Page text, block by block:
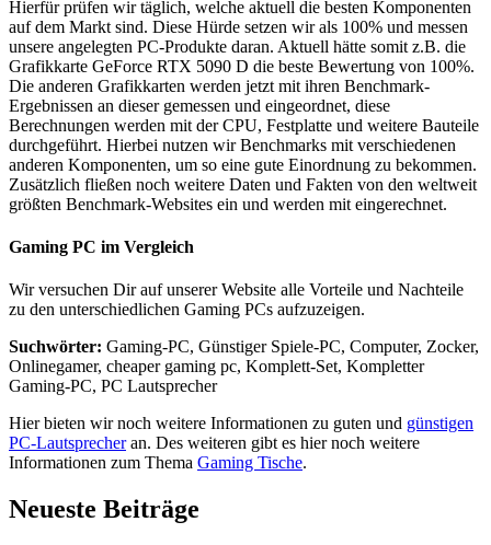
Hierfür prüfen wir täglich, welche aktuell die besten Komponenten
auf dem Markt sind. Diese Hürde setzen wir als 100% und messen
unsere angelegten PC-Produkte daran. Aktuell hätte somit z.B. die
Grafikkarte GeForce RTX 5090 D die beste Bewertung von 100%.
Die anderen Grafikkarten werden jetzt mit ihren Benchmark-
Ergebnissen an dieser gemessen und eingeordnet, diese
Berechnungen werden mit der CPU, Festplatte und weitere Bauteile
durchgeführt. Hierbei nutzen wir Benchmarks mit verschiedenen
anderen Komponenten, um so eine gute Einordnung zu bekommen.
Zusätzlich fließen noch weitere Daten und Fakten von den weltweit
größten Benchmark-Websites ein und werden mit eingerechnet.
Gaming PC im Vergleich
Wir versuchen Dir auf unserer Website alle Vorteile und Nachteile
zu den unterschiedlichen Gaming PCs aufzuzeigen.
Suchwörter: Gaming-PC, Günstiger Spiele-PC, Computer, Zocker,
Onlinegamer, cheaper gaming pc, Komplett-Set, Kompletter
Gaming-PC, PC Lautsprecher
Hier bieten wir noch weitere Informationen zu guten und günstigen
PC-Lautsprecheran. Des weiteren gibt es hier noch weitere
Informationen zum Thema Gaming Tische.
Neueste Beiträge